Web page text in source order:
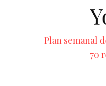
Plan semanal
70